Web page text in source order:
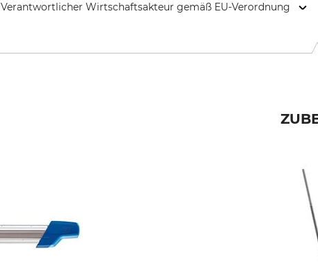
Verantwortlicher Wirtschaftsakteur gemäß EU-Verordnung